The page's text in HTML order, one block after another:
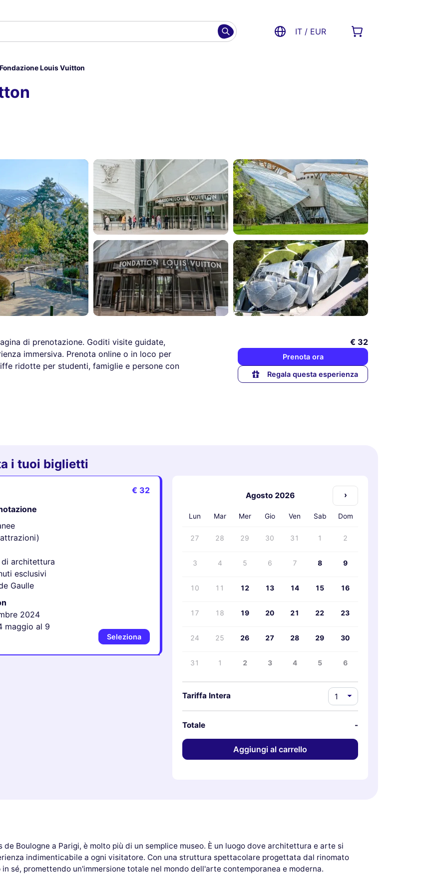
IT / EUR
Louis Vuitton
di prenotazione. Goditi visite guidate,
immersiva. Prenota online o in loco per
ridotte per studenti, famiglie e persone con
€ 32
Prenota ora
Regala questa esperienza
i tuoi biglietti
architettura
esclusivi
Gaulle
2024
maggio al 9
€ 32
Seleziona
Agosto 2026 ›
Lun Mar Mer Gio Ven Sab Dom
27 28 29 30 31 1 2
3 4 5 6 7 8 9
10 11 12 13 14 15 16
17 18 19 20 21 22 23
24 25 26 27 28 29 30
31 1 2 3 4 5 6
Tariffa Intera
Totale -
Aggiungi al carrello
Boulogne a Parigi, è molto più di un semplice museo. È un luogo dove architettura e arte si
indimenticabile a ogni visitatore. Con una struttura spettacolare progettata dal rinomato
sé, promettendo un'immersione totale nel mondo dell'arte contemporanea e moderna.